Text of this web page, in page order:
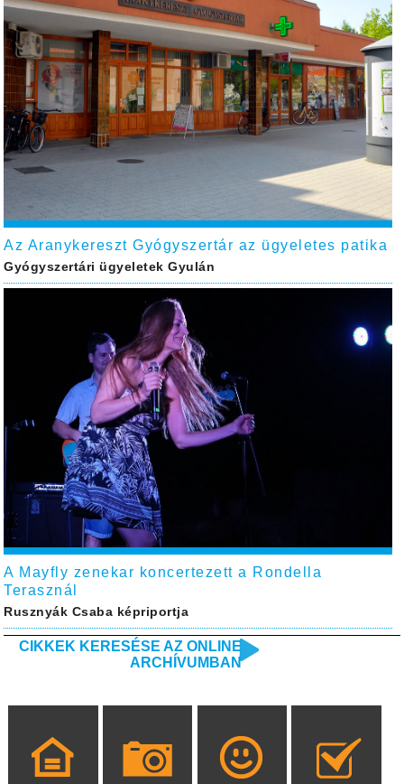
Az Aranykereszt Gyógyszertár az ügyeletes patika
Gyógyszertári ügyeletek Gyulán
A Mayfly zenekar koncertezett a Rondella
Terasznál
Rusznyák Csaba képriportja
CIKKEK KERESÉSE AZ ONLINE
ARCHÍVUMBAN